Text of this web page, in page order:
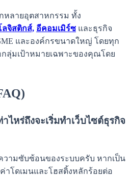
หลายอุตสาหกรรม ทั้ง
ลจิสติกส์, อีคอมเมิร์ซ และธุรกิจ
และองค์กรขนาดใหญ่ โดยทุก
ลุ่มเป้าหมายเฉพาะของคุณโดย
ไหร่ถึงจะเริ่มทำเว็บไซต์ธุรกิจ
ามซับซ้อนของระบบครับ หากเป็น
าโดเมนและโฮสติ้งหลักร้อยต่อ